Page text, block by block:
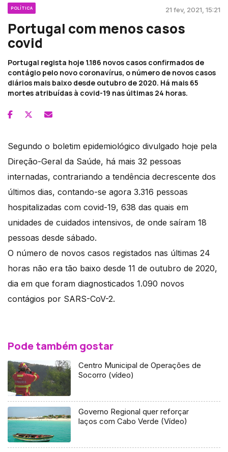
POLÍTICA 21 fev, 2021, 15:21
Portugal com menos casos
covid
Portugal regista hoje 1.186 novos casos confirmados de
contágio pelo novo coronavírus, o número de novos casos
diários mais baixo desde outubro de 2020. Há mais 65
mortes atribuídas à covid-19 nas últimas 24 horas.
Segundo o boletim epidemiológico divulgado hoje pela
Direção-Geral da Saúde, há mais 32 pessoas
internadas, contrariando a tendência decrescente dos
últimos dias, contando-se agora 3.316 pessoas
hospitalizadas com covid-19, 638 das quais em
unidades de cuidados intensivos, de onde saíram 18
pessoas desde sábado.
O número de novos casos registados nas últimas 24
horas não era tão baixo desde 11 de outubro de 2020,
dia em que foram diagnosticados 1.090 novos
contágios por SARS-CoV-2.
Pode também gostar
Centro Municipal de Operações de
Socorro (vídeo)
Governo Regional quer reforçar
laços com Cabo Verde (Vídeo)